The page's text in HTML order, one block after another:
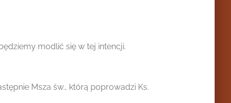
modlić się w tej intencji.
Msza św., którą poprowadzi Ks.